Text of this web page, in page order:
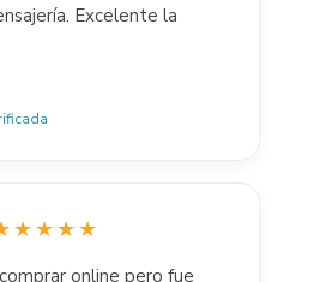
Excelente la
online pero fue